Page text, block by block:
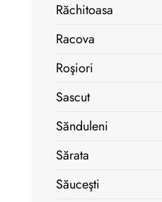
Răchitoasa
Racova
Roşiori
Sascut
Sănduleni
Sărata
Săuceşti